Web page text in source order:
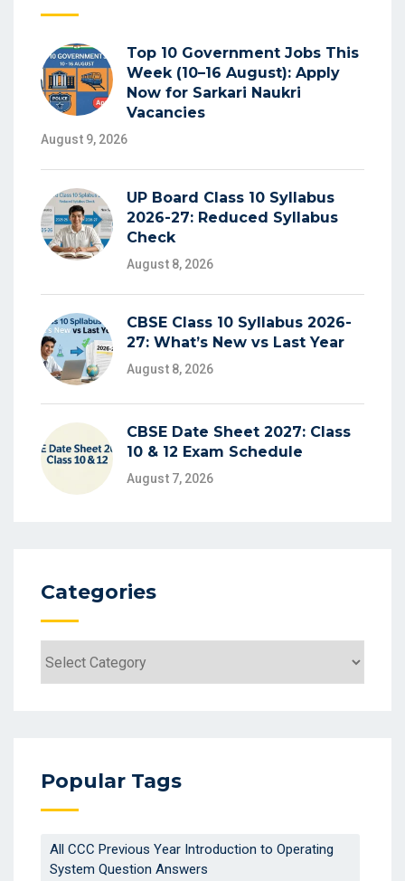
Top 10 Government Jobs This
Week (10–16 August): Apply
Now for Sarkari Naukri
Vacancies
August 9, 2026
UP Board Class 10 Syllabus
2026-27: Reduced Syllabus
Check
August 8, 2026
CBSE Class 10 Syllabus 2026-
27: What’s New vs Last Year
August 8, 2026
CBSE Date Sheet 2027: Class
10 & 12 Exam Schedule
August 7, 2026
Categories
Popular Tags
All CCC Previous Year Introduction to Operating
System Question Answers